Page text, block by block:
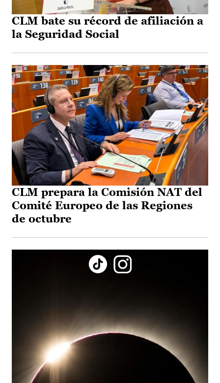
CLM bate su récord de afiliación a
la Seguridad Social
CLM prepara la Comisión NAT del
Comité Europeo de las Regiones
de octubre